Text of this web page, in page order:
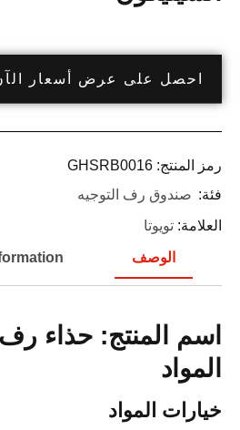
احصل على عرض أسعار
رمز المنتج: GHSRB0016
فئة: صندوق رف التوجيه
العلامة: تويوتا
الوصف
اسم المنتج: حذاء رف
المواد
خيارات المواد